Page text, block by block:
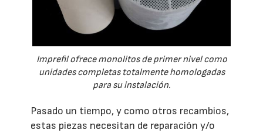
Imprefil ofrece monolitos de primer nivel como
unidades completas totalmente homologadas
para su instalación.
Pasado un tiempo, y como otros recambios,
estas piezas necesitan de reparación y/o